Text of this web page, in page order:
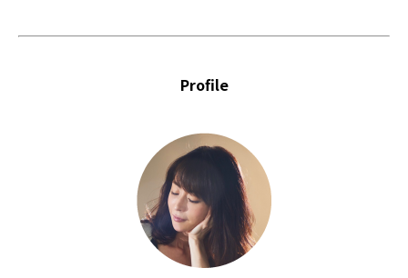
Profile